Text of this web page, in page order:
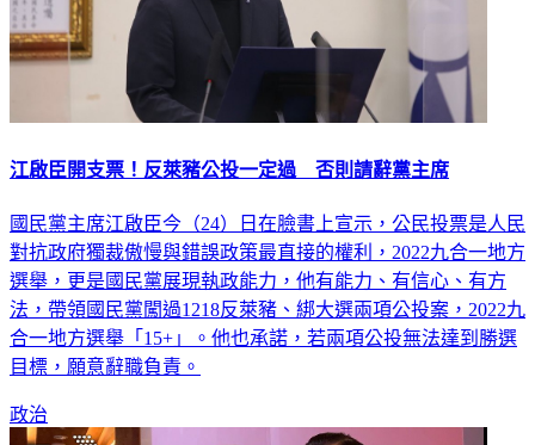
江啟臣開支票！反萊豬公投一定過 否則請辭黨主席
國民黨主席江啟臣今（24）日在臉書上宣示，公民投票是人民
對抗政府獨裁傲慢與錯誤政策最直接的權利，2022九合一地方
選舉，更是國民黨展現執政能力，他有能力、有信心、有方
法，帶領國民黨闖過1218反萊豬、綁大選兩項公投案，2022九
合一地方選舉「15+」。他也承諾，若兩項公投無法達到勝選
目標，願意辭職負責。
政治